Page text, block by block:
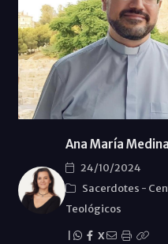
Ana María Medina
24/10/2024
Sacerdotes -
Teológicos
X